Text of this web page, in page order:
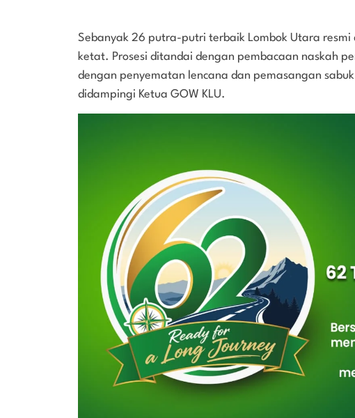
Sebanyak 26 putra-putri terbaik Lombok Utara resmi
ketat. Prosesi ditandai dengan pembacaan naskah
dengan penyematan lencana dan pemasangan
didampingi Ketua GOW KLU.